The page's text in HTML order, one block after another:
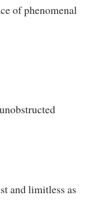
of phenomenal
and limitless as